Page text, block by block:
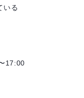
いる
17:00